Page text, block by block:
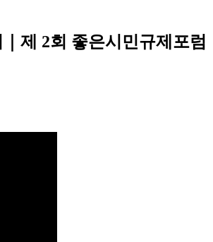
제 2회 좋은시민규제포럼